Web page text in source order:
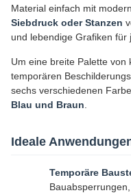
Material einfach mit
Siebdruck oder Stanzen
und lebendige Grafiken für
Um eine breite Palette von
temporären
sechs verschiedenen
Blau und Braun
Ideale
Temporäre